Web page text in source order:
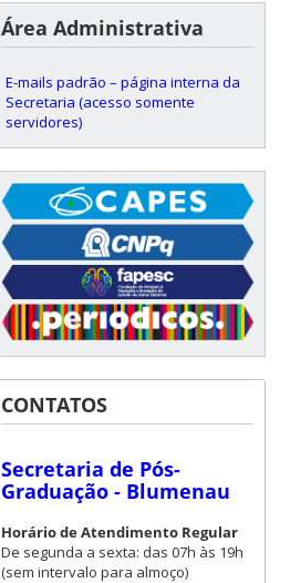
Área Administrativa
E-mails padrão – página interna da
Secretaria (acesso somente
servidores)
CONTATOS
Secretaria de Pós-
Graduação - Blumenau
Horário de Atendimento Regular
De segunda a sexta: das 07h às 19h
(sem intervalo para almoço)